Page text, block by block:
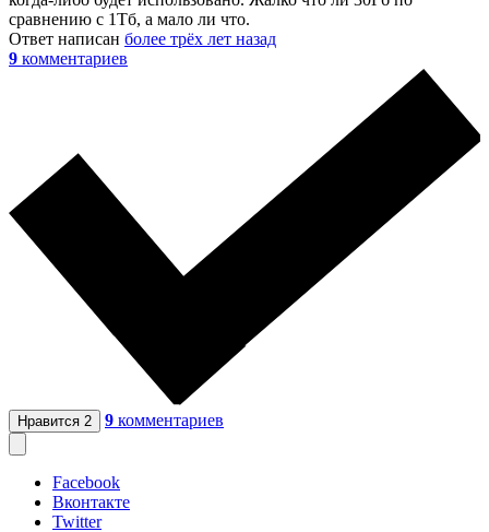
сравнению с 1Тб, а мало ли что.
Ответ написан более трёх лет назад
9 комментариев
Нравится 2 9 комментариев
Facebook
Вконтакте
Twitter